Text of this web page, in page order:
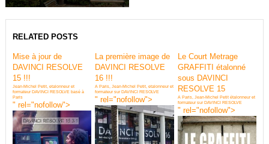
RELATED POSTS
Mise à jour de
DAVINCI RESOLVE
15 !!!
Jean-Michel Petit, etalonneur et
formateur DAVINCI RESOLVE basé à
Paris
" rel="nofollow">
La première image de
DAVINCI RESOLVE
16 !!!
A Paris, Jean-Michel Petit, etalonneur et
formateur sur DAVINCI RESOLVE
" rel="nofollow">
Le Court Metrage
GRAFFITI étalonné
sous DAVINCI
RESOLVE 15
A Paris, Jean-Michel Petit étalonneur et
formateur sur DAVINCI RESOLVE
" rel="nofollow">